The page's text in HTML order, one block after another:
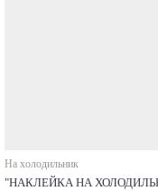
На холодильник
"НАКЛЕЙКА НА